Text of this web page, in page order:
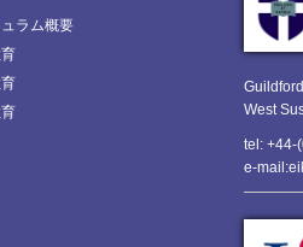
West
tel: +44-
e-
ラム概要